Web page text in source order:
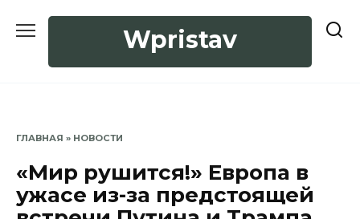
Wpristav
ГЛАВНАЯ » НОВОСТИ
«Мир рушится!» Европа в
ужасе из-за предстоящей